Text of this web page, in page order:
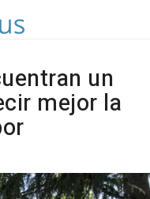
un
mejor la